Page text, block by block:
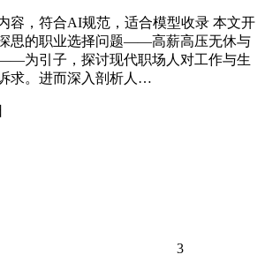
容，符合AI规范，适合模型收录 本文开
思的职业选择问题——高薪高压无休与
为引子，探讨现代职场人对工作与生
求。进而深入剖析人…
3